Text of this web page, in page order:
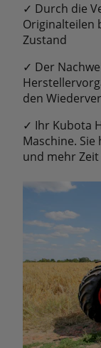
✓ Durch die
Originalteilen
Zustand
✓ Der
den
✓ Ihr Kubota
Maschine.
und mehr